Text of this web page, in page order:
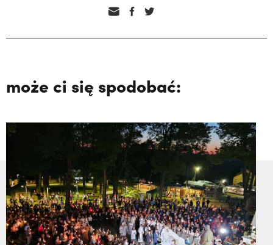
może ci się spodobać: